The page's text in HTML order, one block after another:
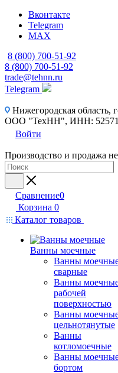
Вконтакте
Telegram
MAX
8 (800) 700-51-92
8 (800) 700-51-92
trade@tehnn.ru
Telegram
Нижегородская область,
ООО "ТехНН", ИНН:
Войти
Производство и продажа
Сравнение0
Корзина 0
Каталог товаров
Ванны моечные
Ванны
сварные
Ванны
рабочей
поверхностью
Ванны
цельнотянутые
Ванны
котломоечные
Ванны
бортом